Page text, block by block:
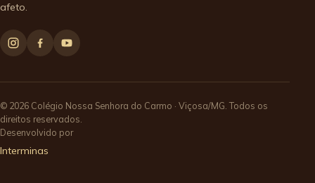
afeto.
© 2026 Colégio Nossa Senhora do Carmo · Viçosa/MG. Todos os
direitos reservados.
Desenvolvido por
Interminas